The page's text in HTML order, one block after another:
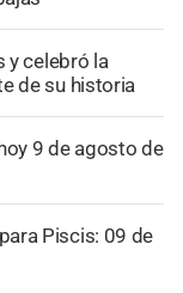
y celebró la
de su historia
9 de agosto de
Piscis: 09 de